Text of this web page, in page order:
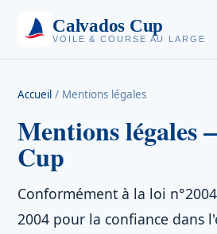
Calvados Cup
VOILE & COURSE AU LARGE
Accueil / Mentions légales
Mentions légales
Cup
Conformément à la loi
2004 pour la confiance dans